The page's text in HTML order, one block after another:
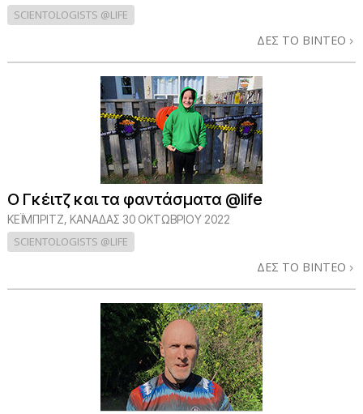
SCIENTOLOGISTS @LIFE
ΔΕΣ ΤΟ ΒΙΝΤΕΟ
Ο Γκέιτζ και τα φαντάσματα @life
ΚΕΪΜΠΡΙΤΖ, ΚΑΝΑΔΑΣ 30 ΟΚΤΩΒΡΙΟΥ 2022
SCIENTOLOGISTS @LIFE
ΔΕΣ ΤΟ ΒΙΝΤΕΟ